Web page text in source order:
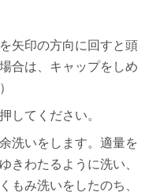
矢印の方向に回すと頭
合は、キャップをしめ
してください。
洗いをします。適量を
きわたるように洗い、
もみ洗いをしたのち、